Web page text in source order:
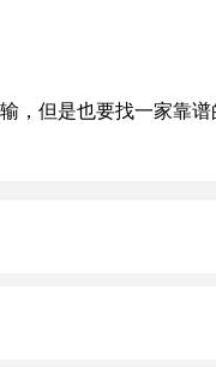
但是也要找一家靠谱